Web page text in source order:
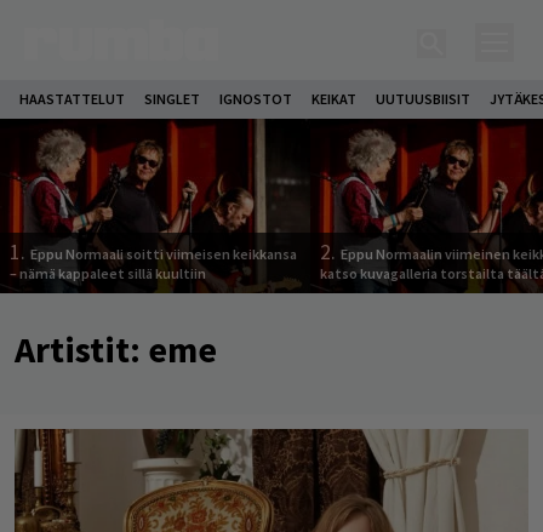
HAASTATTELUT SINGLET IGNOSTOT KEIKAT UUTUUSBIISIT
1. Eppu Normaali soitti viimeisen keikkansa
– nämä kappaleet sillä kuultiin
2. Eppu Normaalin viimeinen
katso kuvagalleria torstailta
Artistit: eme